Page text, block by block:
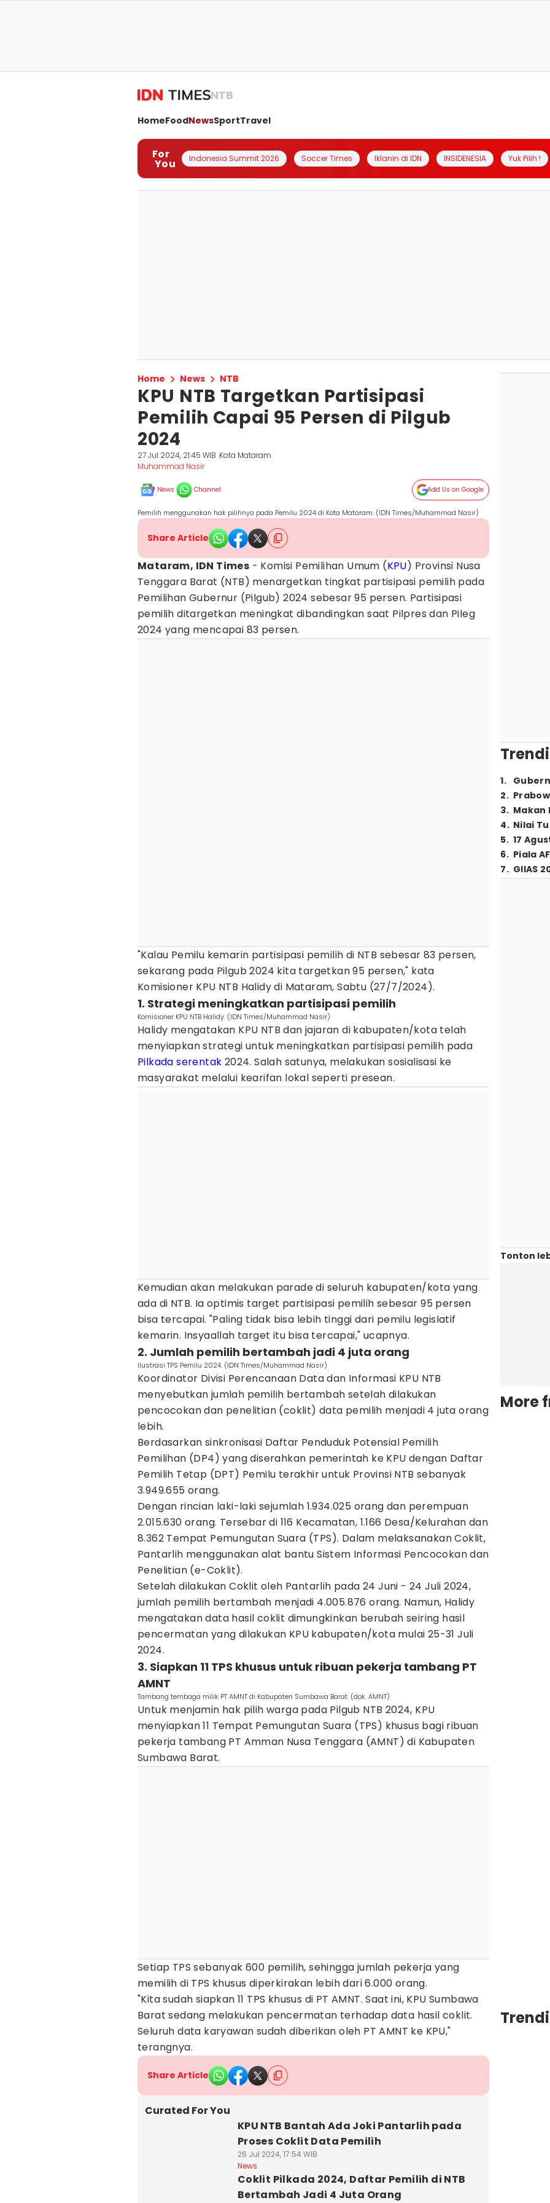
NTB
HomeFoodNewsSportTravel
For
You Indonesia Summit 2026 Soccer Times Iklanin di IDN INSIDENESIA Yuk Pilih !
Home News NTB
KPU NTB Targetkan Partisipasi
Pemilih Capai 95 Persen di Pilgub
2024
27 Jul 2024, 21:45 WIB Kota Mataram
Muhammad Nasir
News Channel Add Us on Google
Pemilih menggunakan hak pilihnya pada Pemilu 2024 di Kota Mataram. (IDN Times/Muhammad Nasir)
Share Article
Mataram, IDN Times - Komisi Pemilihan Umum (KPU) Provinsi Nusa
Tenggara Barat (NTB) menargetkan tingkat partisipasi pemilih pada
Pemilihan Gubernur (Pilgub) 2024 sebesar 95 persen. Partisipasi
pemilih ditargetkan meningkat dibandingkan saat Pilpres dan Pileg
2024 yang mencapai 83 persen.
"Kalau Pemilu kemarin partisipasi pemilih di NTB sebesar 83 persen,
sekarang pada Pilgub 2024 kita targetkan 95 persen," kata
Komisioner KPU NTB Halidy di Mataram, Sabtu (27/7/2024).
1. Strategi meningkatkan partisipasi pemilih
Komisioner KPU NTB Halidy. (IDN Times/Muhammad Nasir)
Halidy mengatakan KPU NTB dan jajaran di kabupaten/kota telah
menyiapkan strategi untuk meningkatkan partisipasi pemilih pada
Pilkada serentak 2024. Salah satunya, melakukan sosialisasi ke
masyarakat melalui kearifan lokal seperti presean.
Kemudian akan melakukan parade di seluruh kabupaten/kota yang
ada di NTB. Ia optimis target partisipasi pemilih sebesar 95 persen
bisa tercapai. "Paling tidak bisa lebih tinggi dari pemilu legislatif
kemarin. Insyaallah target itu bisa tercapai," ucapnya.
2. Jumlah pemilih bertambah jadi 4 juta orang
Ilustrasi TPS Pemilu 2024. (IDN Times/Muhammad Nasir)
Koordinator Divisi Perencanaan Data dan Informasi KPU NTB
menyebutkan jumlah pemilih bertambah setelah dilakukan
pencocokan dan penelitian (coklit) data pemilih menjadi 4 juta orang
lebih.
Berdasarkan sinkronisasi Daftar Penduduk Potensial Pemilih
Pemilihan (DP4) yang diserahkan pemerintah ke KPU dengan Daftar
Pemilih Tetap (DPT) Pemilu terakhir untuk Provinsi NTB sebanyak
3.949.655 orang.
Dengan rincian laki-laki sejumlah 1.934.025 orang dan perempuan
2.015.630 orang. Tersebar di 116 Kecamatan, 1.166 Desa/Kelurahan dan
8.362 Tempat Pemungutan Suara (TPS). Dalam melaksanakan Coklit,
Pantarlih menggunakan alat bantu Sistem Informasi Pencocokan dan
Penelitian (e-Coklit).
Setelah dilakukan Coklit oleh Pantarlih pada 24 Juni - 24 Juli 2024,
jumlah pemilih bertambah menjadi 4.005.876 orang. Namun, Halidy
mengatakan data hasil coklit dimungkinkan berubah seiring hasil
pencermatan yang dilakukan KPU kabupaten/kota mulai 25-31 Juli
2024.
3. Siapkan 11 TPS khusus untuk ribuan pekerja tambang PT
AMNT
Tambang tembaga milik PT AMNT di Kabupaten Sumbawa Barat. (dok. AMNT)
Untuk menjamin hak pilih warga pada Pilgub NTB 2024, KPU
menyiapkan 11 Tempat Pemungutan Suara (TPS) khusus bagi ribuan
pekerja tambang PT Amman Nusa Tenggara (AMNT) di Kabupaten
Sumbawa Barat.
Setiap TPS sebanyak 600 pemilih, sehingga jumlah pekerja yang
memilih di TPS khusus diperkirakan lebih dari 6.000 orang.
"Kita sudah siapkan 11 TPS khusus di PT AMNT. Saat ini, KPU Sumbawa
Barat sedang melakukan pencermatan terhadap data hasil coklit.
Seluruh data karyawan sudah diberikan oleh PT AMNT ke KPU,"
terangnya.
Share Article
Curated For You
KPU NTB Bantah Ada Joki Pantarlih pada
Proses Coklit Data Pemilih
26 Jul 2024, 17:54 WIB
News
Coklit Pilkada 2024, Daftar Pemilih di NTB
Bertambah Jadi 4 Juta Orang
1.
2.
3. Makan
4. Nilai
5. 17
6. Piala
7. GIIAS
Tonton
More